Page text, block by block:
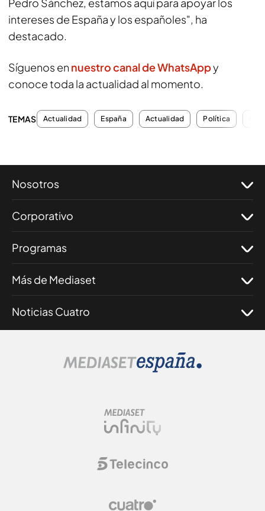
intereses de España y los españoles", ha
destacado.
Síguenos en nuestro canal de WhatsAppy
conoce toda la actualidad al momento.
TEMAS Actualidad España Actualidad Política
Nosotros
Corporativo
Programas
Más de Mediaset
Noticias Cuatro